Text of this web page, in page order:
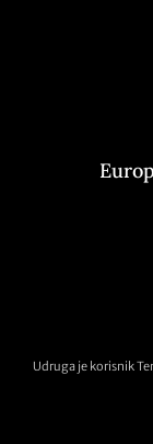
Udruga je korisnik